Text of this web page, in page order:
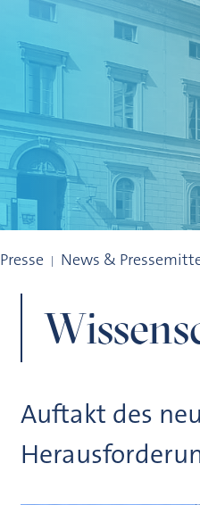
Presse News &
Auftakt des